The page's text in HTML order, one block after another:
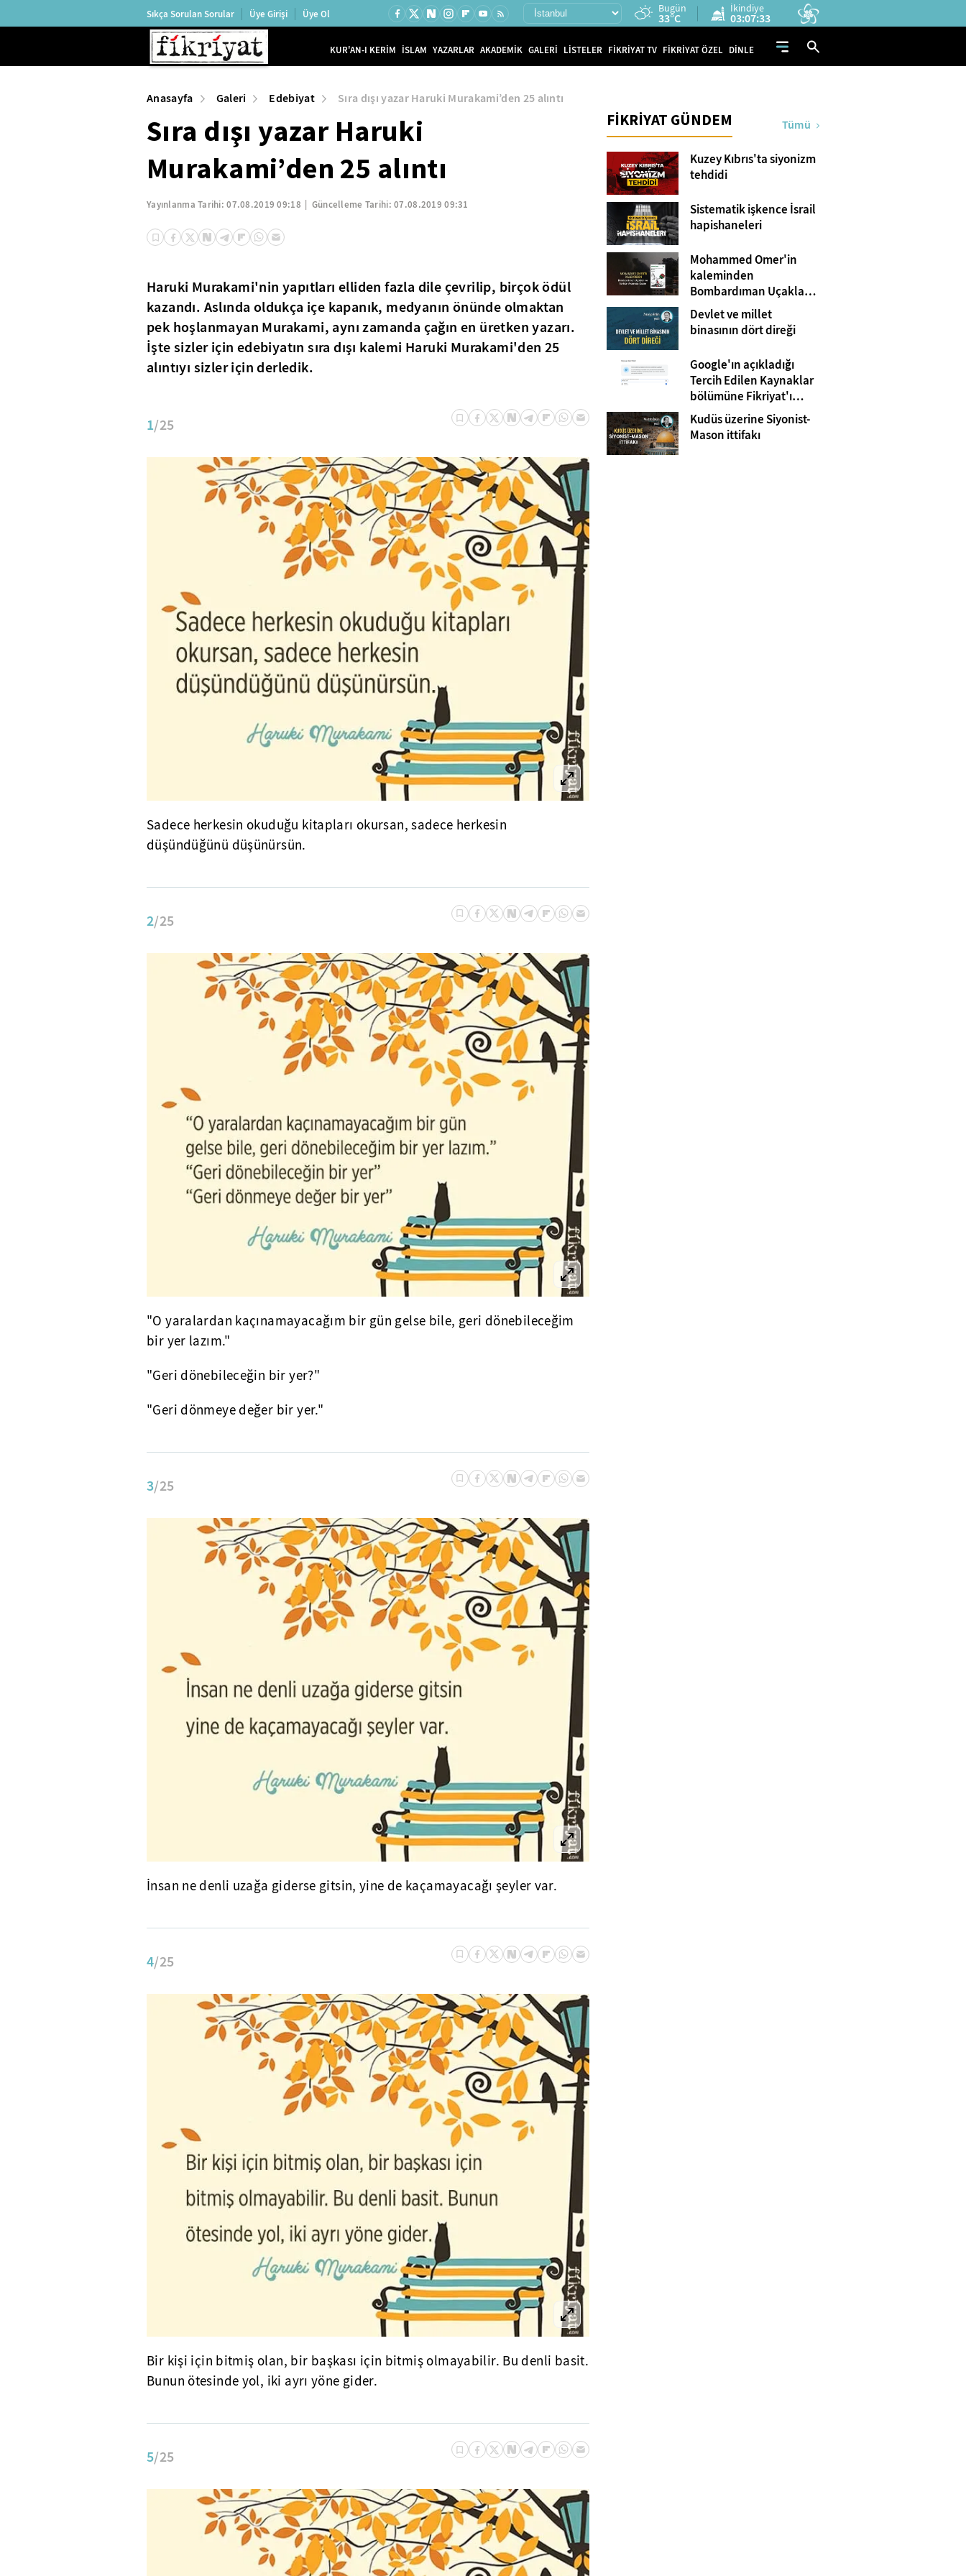
Sıkça Sorulan Sorular Üye Girişi Üye Ol Bugün
33°C
İkindiye
03:07:31
KUR'AN-I KERİM İSLAM YAZARLAR AKADEMİK GALERİ LİSTELER FİKRİYAT TV FİKRİYAT ÖZEL DİNLE
Anasayfa Galeri Edebiyat Sıra dışı yazar Haruki Murakami’den 25 alıntı
Sıra dışı yazar Haruki
Murakami’den 25 alıntı
Yayınlanma Tarihi:07.08.2019 09:18 Güncelleme Tarihi:07.08.2019 09:31
Haruki Murakami'nin yapıtları elliden fazla dile çevrilip, birçok ödül
kazandı. Aslında oldukça içe kapanık, medyanın önünde olmaktan
pek hoşlanmayan Murakami, aynı zamanda çağın en üretken yazarı.
İşte sizler için edebiyatın sıra dışı kalemi Haruki Murakami'den 25
alıntıyı sizler için derledik.
1/25
Sadece herkesin okuduğu kitapları okursan, sadece herkesin
düşündüğünü düşünürsün.
2/25
"O yaralardan kaçınamayacağım bir gün gelse bile, geri dönebileceğim
bir yer lazım."
"Geri dönebileceğin bir yer?"
"Geri dönmeye değer bir yer."
3/25
İnsan ne denli uzağa giderse gitsin, yine de kaçamayacağı şeyler var.
4/25
Bir kişi için bitmiş olan, bir başkası için bitmiş olmayabilir. Bu denli basit.
Bunun ötesinde yol, iki ayrı yöne gider.
5/25
FİKRİYAT GÜNDEM Tümü
Kuzey Kıbrıs'ta siyonizm
tehdidi
Sistematik işkence İsrail
hapishaneleri
Mohammed Omer'in
kaleminden
Bombardıman Uçakları
ve Tanklar Arasında
Gazze
Devlet ve millet
binasının dört direği
Google'ın açıkladığı
Tercih Edilen Kaynaklar
bölümüne Fikriyat'ı
eklemeyi unutmayın!
Kudüs üzerine Siyonist-
Mason ittifakı